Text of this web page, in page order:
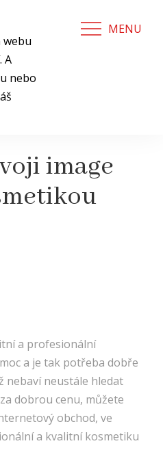
webu
A
nebo
MENU
image
a profesionální
a je tak potřeba dobře
nebaví neustále hledat
dobrou cenu, můžete
obchod, ve
a kvalitní kosmetiku